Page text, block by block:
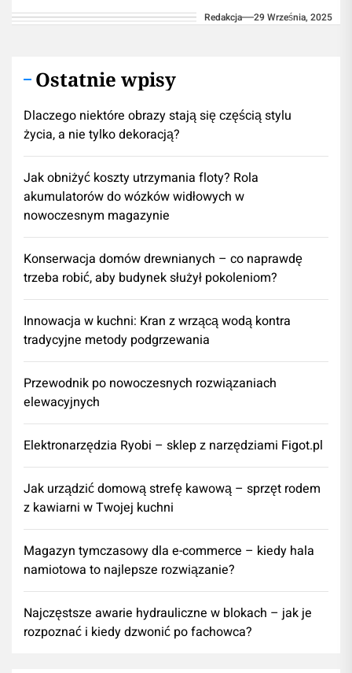
poza zwykłą wygodę, oferując oszczędność...
Redakcja 29 Września, 2025
Ostatnie wpisy
Dlaczego niektóre obrazy stają się częścią stylu
życia, a nie tylko dekoracją?
Jak obniżyć koszty utrzymania floty? Rola
akumulatorów do wózków widłowych w
nowoczesnym magazynie
Konserwacja domów drewnianych – co naprawdę
trzeba robić, aby budynek służył pokoleniom?
Innowacja w kuchni: Kran z wrzącą wodą kontra
tradycyjne metody podgrzewania
Przewodnik po nowoczesnych rozwiązaniach
elewacyjnych
Elektronarzędzia Ryobi – sklep z narzędziami Figot.pl
​Jak urządzić domową strefę kawową – sprzęt rodem
z kawiarni w Twojej kuchni
Magazyn tymczasowy dla e-commerce – kiedy hala
namiotowa to najlepsze rozwiązanie?
Najczęstsze awarie hydrauliczne w blokach – jak je
rozpoznać i kiedy dzwonić po fachowca?